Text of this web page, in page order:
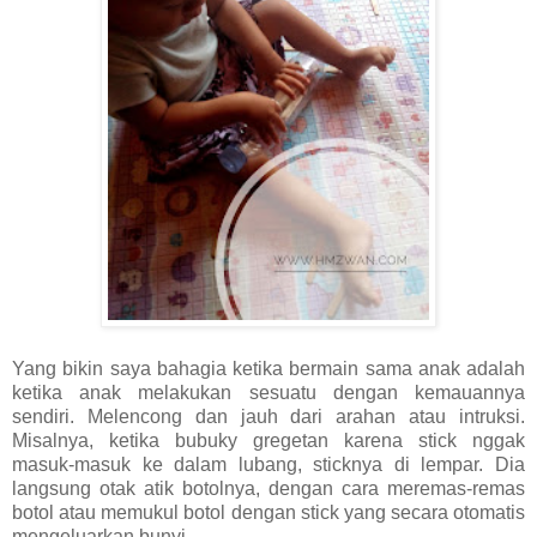
Yang bikin saya bahagia ketika bermain sama anak adalah
ketika anak melakukan sesuatu dengan kemauannya
sendiri. Melencong dan jauh dari arahan atau intruksi.
Misalnya, ketika bubuky gregetan karena stick nggak
masuk-masuk ke dalam lubang, sticknya di lempar. Dia
langsung otak atik botolnya, dengan cara meremas-remas
botol atau memukul botol dengan stick yang secara otomatis